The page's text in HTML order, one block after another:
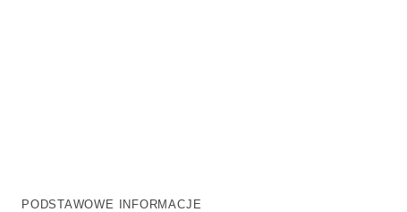
PODSTAWOWE INFORMACJE